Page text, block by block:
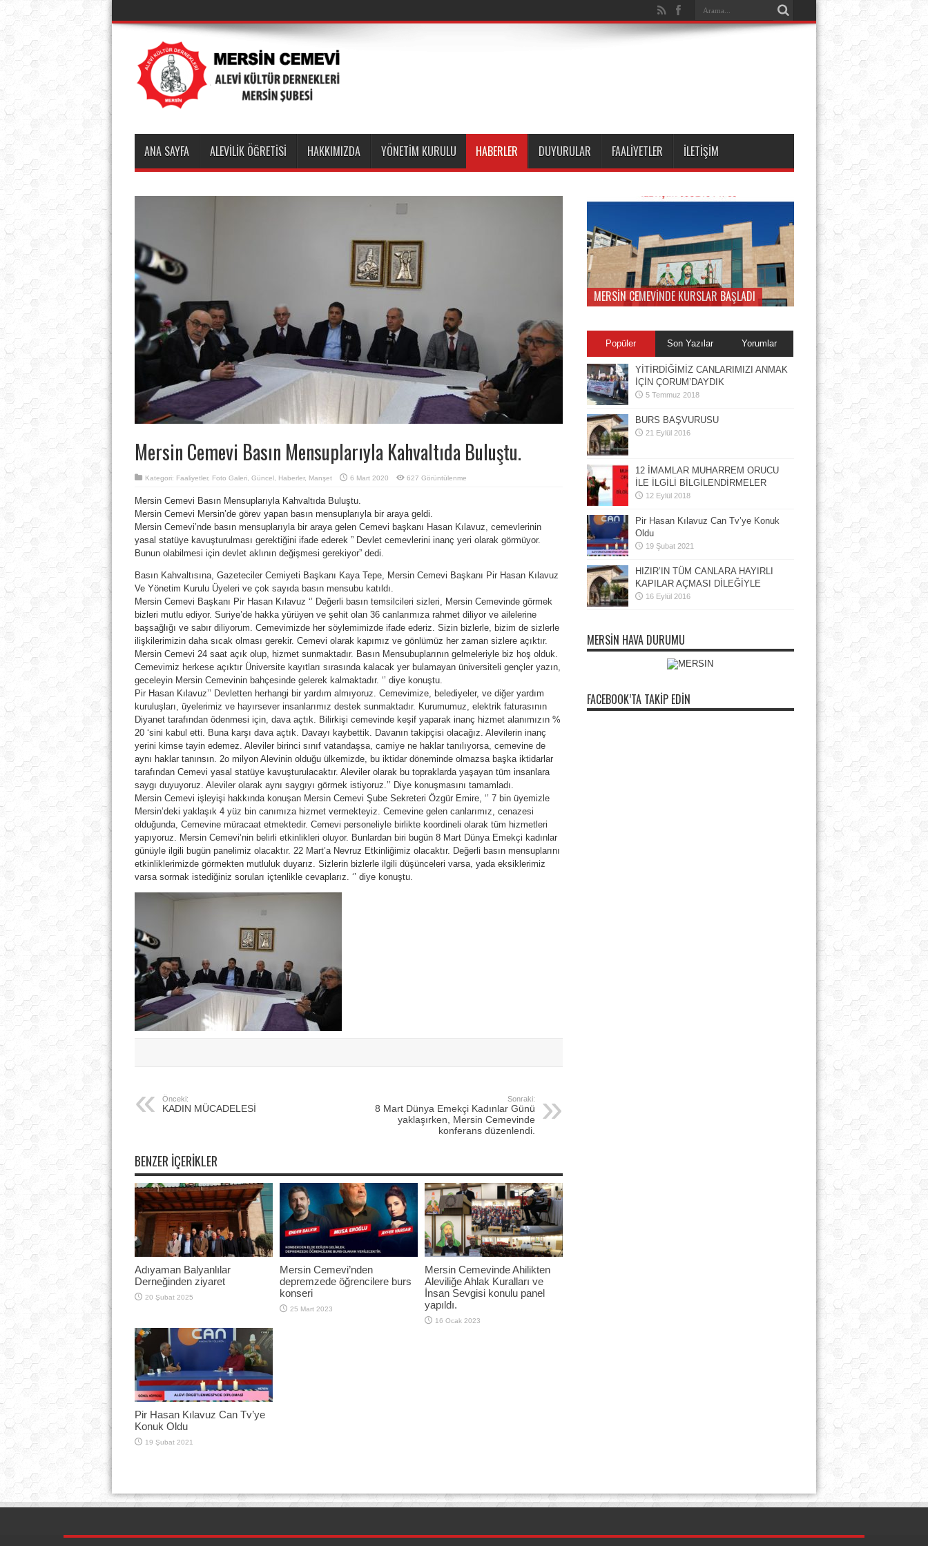
ANA SAYFA ALEVİLİK ÖĞRETİSİ HAKKIMIZDA YÖNETİM KURULU HABERLER DUYURULAR FAALİYETLER İLETİŞİM
Mersin Cemevi Basın Mensuplarıyla Kahvaltıda Buluştu.
Kategori: Faaliyetler, Foto Galeri, Güncel, Haberler, Manşet 6 Mart 2020 627 Görüntülenme
Mersin Cemevi Basın Mensuplarıyla Kahvaltıda Buluştu.
Mersin Cemevi Mersin’de görev yapan basın mensuplarıyla bir araya geldi.
Mersin Cemevi’nde basın mensuplarıyla bir araya gelen Cemevi başkanı Hasan Kılavuz, cemevlerinin
yasal statüye kavuşturulması gerektiğini ifade ederek ” Devlet cemevlerini inanç yeri olarak görmüyor.
Bunun olabilmesi için devlet aklının değişmesi gerekiyor” dedi.
Basın Kahvaltısına, Gazeteciler Cemiyeti Başkanı Kaya Tepe, Mersin Cemevi Başkanı Pir Hasan Kılavuz
Ve Yönetim Kurulu Üyeleri ve çok sayıda basın mensubu katıldı.
Mersin Cemevi Başkanı Pir Hasan Kılavuz ‘’ Değerli basın temsilcileri sizleri, Mersin Cemevinde görmek
bizleri mutlu ediyor. Suriye’de hakka yürüyen ve şehit olan 36 canlarımıza rahmet diliyor ve ailelerine
başsağlığı ve sabır diliyorum. Cemevimizde her söylemimizde ifade ederiz. Sizin bizlerle, bizim de sizlerle
ilişkilerimizin daha sıcak olması gerekir. Cemevi olarak kapımız ve gönlümüz her zaman sizlere açıktır.
Mersin Cemevi 24 saat açık olup, hizmet sunmaktadır. Basın Mensubuplarının gelmeleriyle biz hoş olduk.
Cemevimiz herkese açıktır Üniversite kayıtları sırasında kalacak yer bulamayan üniversiteli gençler yazın,
geceleyin Mersin Cemevinin bahçesinde gelerek kalmaktadır. ‘’ diye konuştu.
Pir Hasan Kılavuz’’ Devletten herhangi bir yardım almıyoruz. Cemevimize, belediyeler, ve diğer yardım
kuruluşları, üyelerimiz ve hayırsever insanlarımız destek sunmaktadır. Kurumumuz, elektrik faturasının
Diyanet tarafından ödenmesi için, dava açtık. Bilirkişi cemevinde keşif yaparak inanç hizmet alanımızın %
20 ‘sini kabul etti. Buna karşı dava açtık. Davayı kaybettik. Davanın takipçisi olacağız. Alevilerin inanç
yerini kimse tayin edemez. Aleviler birinci sınıf vatandaşsa, camiye ne haklar tanılıyorsa, cemevine de
aynı haklar tanınsın. 2o milyon Alevinin olduğu ülkemizde, bu iktidar döneminde olmazsa başka iktidarlar
tarafından Cemevi yasal statüye kavuşturulacaktır. Aleviler olarak bu topraklarda yaşayan tüm insanlara
saygı duyuyoruz. Aleviler olarak aynı saygıyı görmek istiyoruz.’’ Diye konuşmasını tamamladı.
Mersin Cemevi işleyişi hakkında konuşan Mersin Cemevi Şube Sekreteri Özgür Emire, ‘’ 7 bin üyemizle
Mersin’deki yaklaşık 4 yüz bin canımıza hizmet vermekteyiz. Cemevine gelen canlarımız, cenazesi
olduğunda, Cemevine müracaat etmektedir. Cemevi personeliyle birlikte koordineli olarak tüm hizmetleri
yapıyoruz. Mersin Cemevi’nin belirli etkinlikleri oluyor. Bunlardan biri bugün 8 Mart Dünya Emekçi kadınlar
günüyle ilgili bugün panelimiz olacaktır. 22 Mart’a Nevruz Etkinliğimiz olacaktır. Değerli basın mensuplarını
etkinliklerimizde görmekten mutluluk duyarız. Sizlerin bizlerle ilgili düşünceleri varsa, yada eksiklerimiz
varsa sormak istediğiniz soruları içtenlikle cevaplarız. ‘’ diye konuştu.
Önceki:
KADIN MÜCADELESİ
Sonraki:
8 Mart Dünya Emekçi Kadınlar Günü
yaklaşırken, Mersin Cemevinde
konferans düzenlendi.
BENZER İÇERIKLER
Adıyaman Balyanlılar
Derneğinden ziyaret
20 Şubat 2025
Mersin Cemevi’nden
depremzede öğrencilere burs
konseri
25 Mart 2023
Mersin Cemevinde Ahilikten
Aleviliğe Ahlak Kuralları ve
İnsan Sevgisi konulu panel
yapıldı.
16 Ocak 2023
Pir Hasan Kılavuz Can Tv’ye
Konuk Oldu
19 Şubat 2021
MERSİN CEMEVİNDE KURSLAR BAŞLADI
Popüler Son Yazılar Yorumlar
YİTİRDİĞİMİZ CANLARIMIZI ANMAK
İÇİN ÇORUM’DAYDIK
5 Temmuz 2018
BURS BAŞVURUSU
21 Eylül 2016
12 İMAMLAR MUHARREM ORUCU
İLE İLGİLİ BİLGİLENDİRMELER
12 Eylül 2018
Pir Hasan Kılavuz Can Tv’ye Konuk
Oldu
19 Şubat 2021
HIZIR’IN TÜM CANLARA HAYIRLI
KAPILAR AÇMASI DİLEĞİYLE
16 Eylül 2016
MERSIN HAVA DURUMU
FACEBOOK’TA TAKIP EDIN